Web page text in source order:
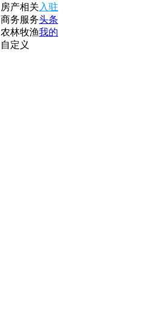
房产相关
商务服务
农林牧渔
自定义
入驻
头条
我的